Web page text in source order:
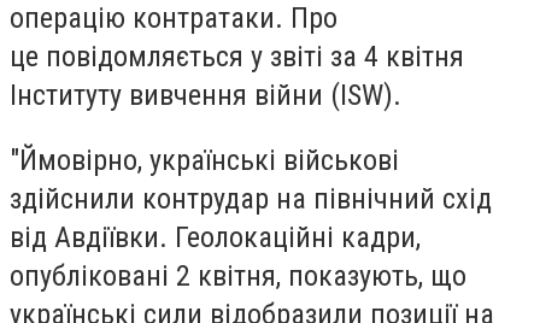
операцію контратаки. Про
це повідомляється у звіті за 4 квітня
Інституту вивчення війни (ISW).
"Ймовірно, українські військові
здійснили контрудар на північний схід
від Авдіївки. Геолокаційні кадри,
опубліковані 2 квітня, показують, що
українські сили відобразили позиції на